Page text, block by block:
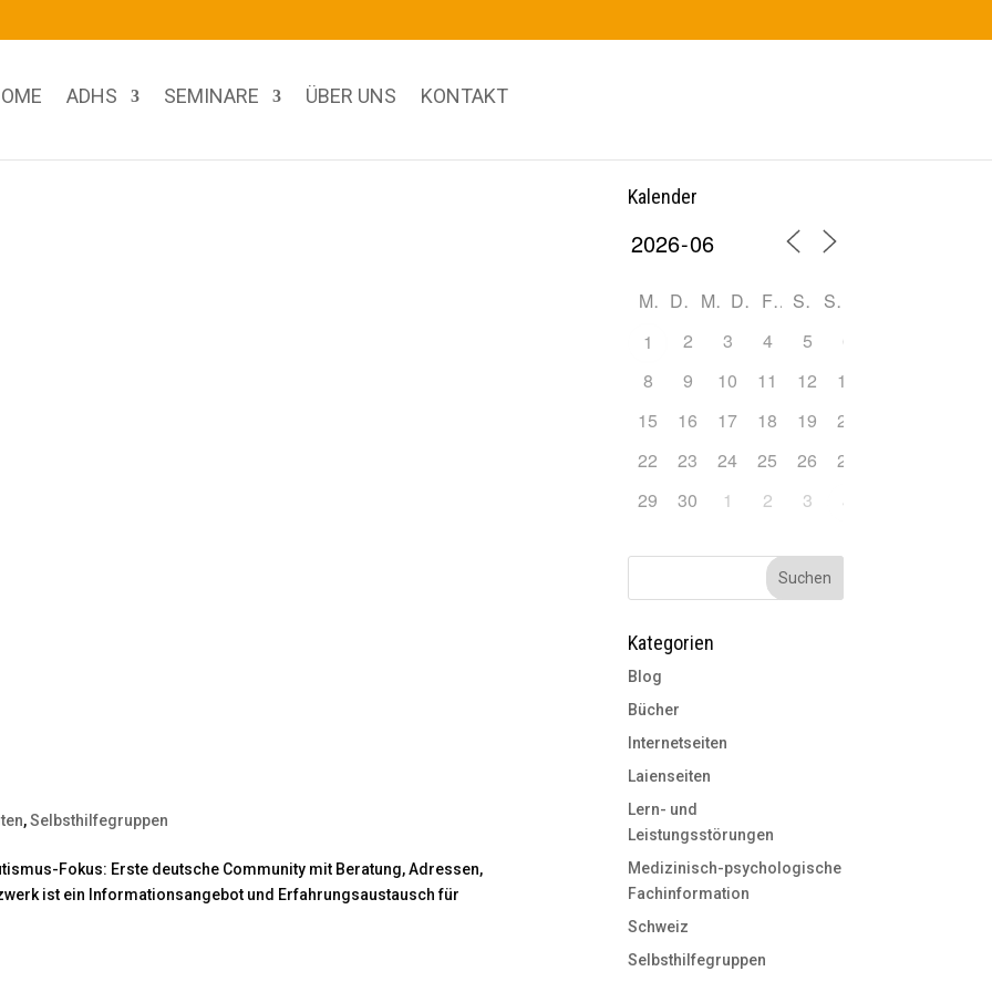
ADHS SEMINARE ÜBER UNS KONTAKT
,Selbsthilfegruppen
Fokus: Erste deutsche Community mit Beratung, Adressen,
ist ein Informationsangebot und Erfahrungsaustausch für
Kalender
M D M D F S
S
1
2 3 4 5 6
8
9 10 11 12 13
15
16 17 18 19 20
22
23 24 25 26 27
29
30 1 2 3 4
Kategorien
Blog
Bücher
Internetseiten
Laienseiten
Lern- und
Leistungsstörungen
Medizinisch-psychologische
Fachinformation
Schweiz
Selbsthilfegruppen